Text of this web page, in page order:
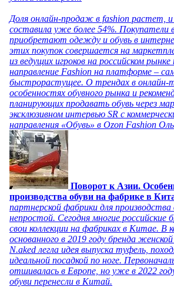
Доля онлайн-продаж в fashion растет,
составила уже более 54%. Покупатели
приобретают одежду и обувь в
этих покупок совершается на
из ведущих игроков на российском
направление Fashion на платформе –
быстрорастущее. О трендах в онлайн-
особенностях обувного рынка и
планирующих продавать обувь через
эксклюзивном интервью SR с
направления «Обувь» в Ozon Fashion
Поворот к Азии.
производства обуви на фабрике в
партнерской фабрики для производства
непростой. Сегодня многие
свои коллекции на фабриках в Китае. В
основанного в 2019 году бренда
N.aked легла идея выпуска туфель,
идеальной посадкой по ноге.
отшивалась в Европе, но уже в 2022
обуви перенесли в Китай.